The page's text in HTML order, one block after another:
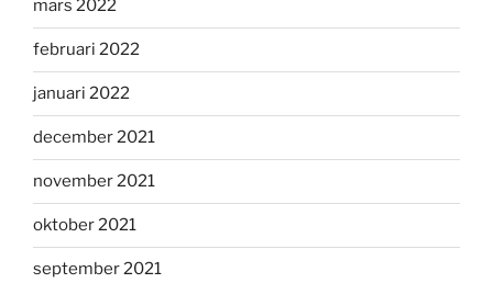
mars 2022
februari 2022
januari 2022
december 2021
november 2021
oktober 2021
september 2021